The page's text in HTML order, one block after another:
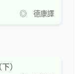
◎ 德康譯
）